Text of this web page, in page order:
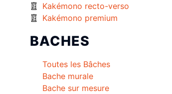
Kakémono recto-verso
Kakémono premium
BACHES
Toutes les Bâches
Bache murale
Bache sur mesure